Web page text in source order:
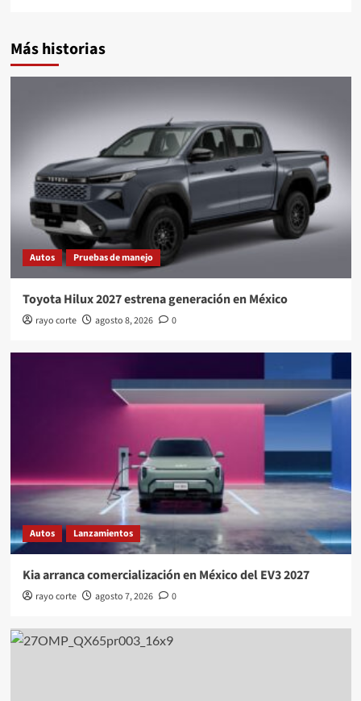
Más historias
Autos Pruebas de manejo
Toyota Hilux 2027 estrena generación en México
rayo corte agosto 8, 2026 0
Autos Lanzamientos
Kia arranca comercialización en México del EV3 2027
rayo corte agosto 7, 2026 0